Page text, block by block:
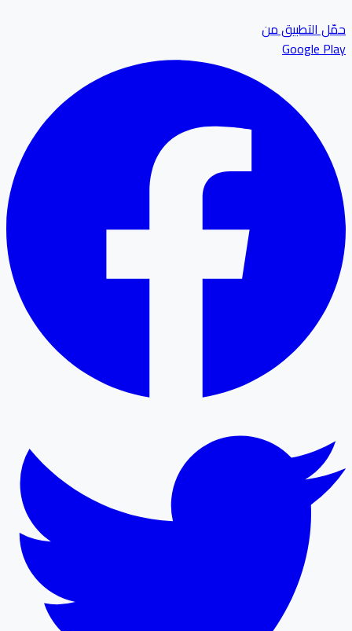
التطبيق من
Google